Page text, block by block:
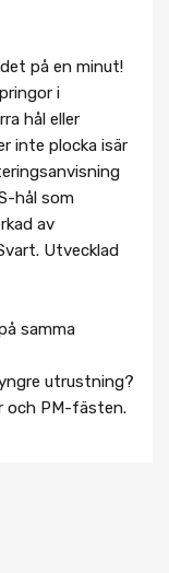
på en minut!
i
hål eller
inte plocka isär
hål som
av
Utvecklad
samma
utrustning?
och PM-fästen.